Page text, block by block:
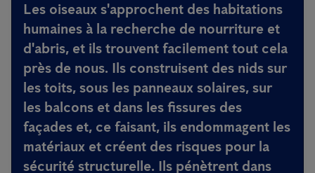
Les oiseaux s'approchent des habitations
humaines à la recherche de nourriture et
d'abris, et ils trouvent facilement tout cela
près de nous. Ils construisent des nids sur
les toits, sous les panneaux solaires, sur
les balcons et dans les fissures des
façades et, ce faisant, ils endommagent les
matériaux et créent des risques pour la
sécurité structurelle. Ils pénètrent dans